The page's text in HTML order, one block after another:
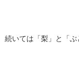
続いては「梨」と「ぶ